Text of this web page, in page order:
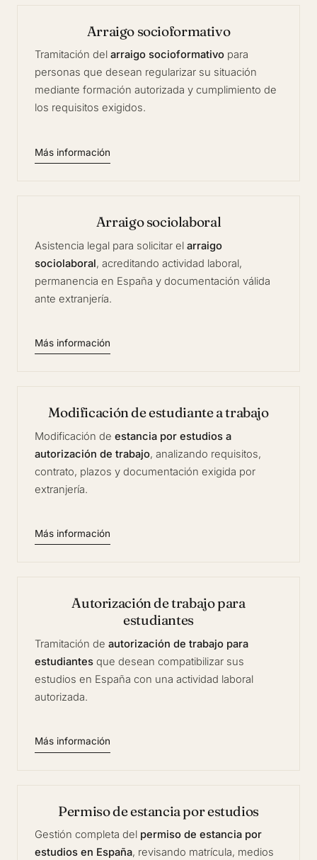
Arraigo socioformativo
Tramitación del arraigo socioformativo para
personas que desean regularizar su situación
mediante formación autorizada y cumplimiento de
los requisitos exigidos.
Más información
Arraigo sociolaboral
Asistencia legal para solicitar el arraigo
sociolaboral, acreditando actividad laboral,
permanencia en España y documentación válida
ante extranjería.
Más información
Modificación de estudiante a trabajo
Modificación de estancia por estudios a
autorización de trabajo, analizando requisitos,
contrato, plazos y documentación exigida por
extranjería.
Más información
Autorización de trabajo para
estudiantes
Tramitación de autorización de trabajo para
estudiantes que desean compatibilizar sus
estudios en España con una actividad laboral
autorizada.
Más información
Permiso de estancia por estudios
Gestión completa del permiso de estancia por
estudios en España, revisando matrícula, medios